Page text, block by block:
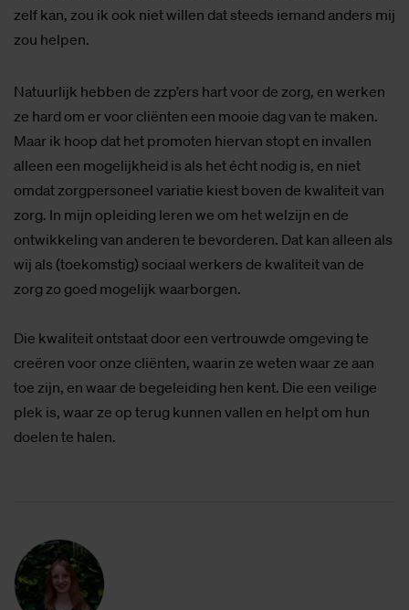
zelf kan, zou ik ook niet willen dat steeds iemand anders mij
zou helpen.
Natuurlijk hebben de zzp’ers hart voor de zorg, en werken
ze hard om er voor cliënten een mooie dag van te maken.
Maar ik hoop dat het promoten hiervan stopt en invallen
alleen een mogelijkheid is als het écht nodig is, en niet
omdat zorgpersoneel variatie kiest boven de kwaliteit van
zorg. In mijn opleiding leren we om het welzijn en de
ontwikkeling van anderen te bevorderen. Dat kan alleen als
wij als (toekomstig) sociaal werkers de kwaliteit van de
zorg zo goed mogelijk waarborgen.
Die kwaliteit ontstaat door een vertrouwde omgeving te
creëren voor onze cliënten, waarin ze weten waar ze aan
toe zijn, en waar de begeleiding hen kent. Die een veilige
plek is, waar ze op terug kunnen vallen en helpt om hun
doelen te halen.